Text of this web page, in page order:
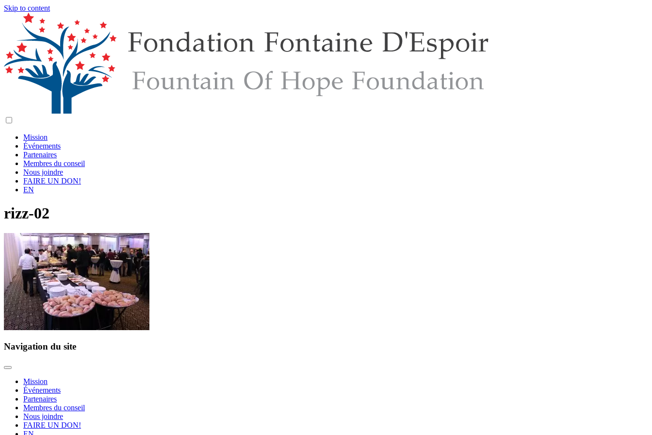
Skip to content
Mission
Événements
Partenaires
Membres du conseil
Nous joindre
FAIRE UN DON!
EN
rizz-02
Navigation du site
Mission
Événements
Partenaires
Membres du conseil
Nous joindre
FAIRE UN DON!